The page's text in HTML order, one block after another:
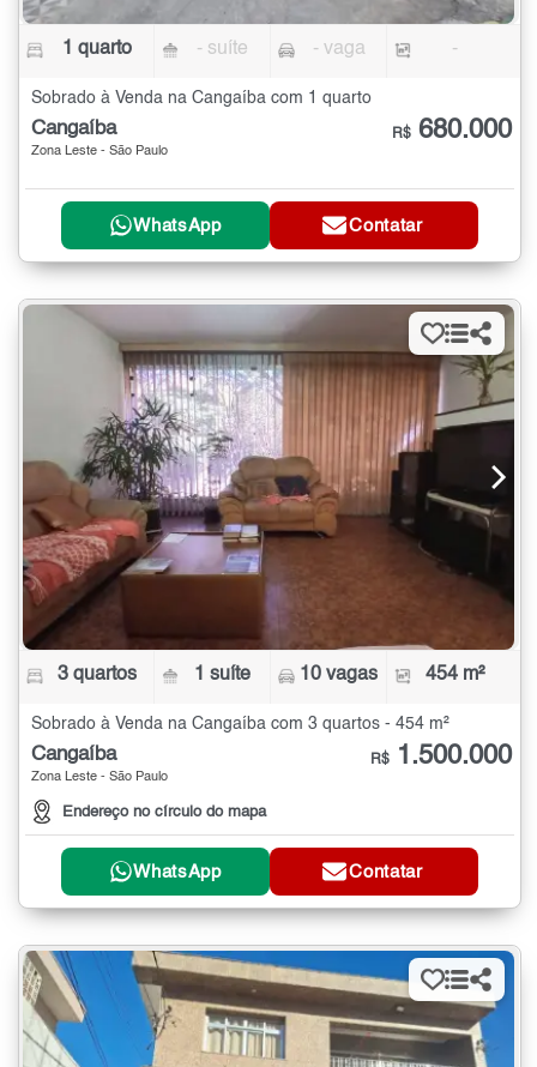
1 quarto - suíte - vaga -
Sobrado à Venda na Cangaíba com 1 quarto
Cangaíba
Zona Leste - São Paulo
R$ 680.000
WhatsApp Contatar
3 quartos 1 suíte 10 vagas 454 m²
Sobrado à Venda na Cangaíba com 3 quartos - 454 m²
Cangaíba
Zona Leste - São Paulo
Endereço no círculo do mapa
R$ 1.500.000
WhatsApp Contatar